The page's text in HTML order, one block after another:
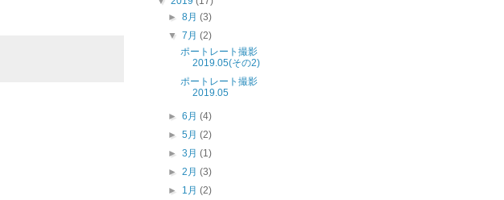
►8月(3)
▼7月(2)
ポートレート撮影
2019.05(その2)
ポートレート撮影
2019.05
►6月(4)
►5月(2)
►3月(1)
►2月(3)
► 1月(2)